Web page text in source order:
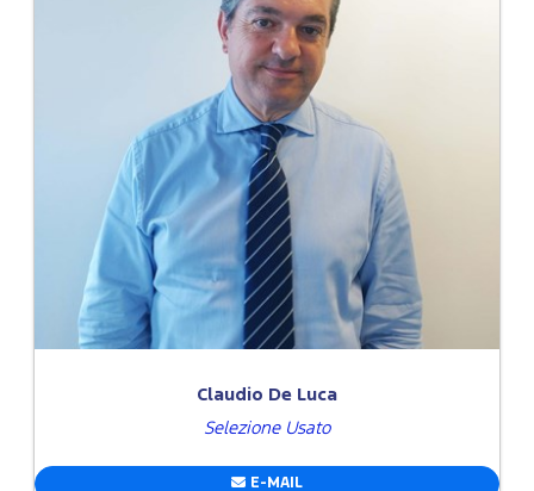
Claudio De Luca
Selezione Usato
E-MAIL